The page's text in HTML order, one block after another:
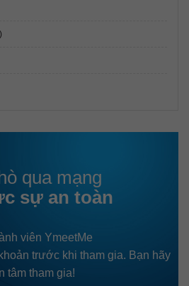
qua mạng
sự an toàn
viên YmeetMe
trước khi tham gia. Bạn hãy
tâm tham gia!